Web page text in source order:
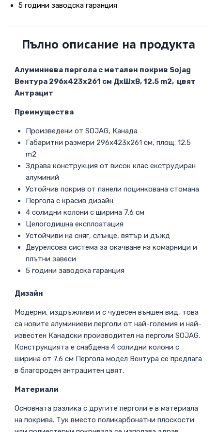
5 години заводска гаранция
Пълно описание на продукта
Алуминиева пергола с метален покрив Sojag
Вентура 296х423х261 см ДхШхВ, 12.5 m2, цвят
Антрацит
Преимущества
Произведени от SOJAG, Канада
Габаритни размери 296х423х261 см, площ: 12.5
m2
Здрава конструкция от висок клас екструдиран
алуминий
Устойчив покрив от панели поцинкована стомана
Пергола с красив дизайн
4 солидни колони с ширина 7.6 см
Целогодишна експлоатация
Устойчиви на сняг, слънце, вятър и дъжд
Двурелсова система за окачване на комарници и
плътни завеси
5 години заводска гаранция
Дизайн
Модерни, издръжливи и с чудесен външен вид, това
са новите алуминиеви перголи от най-големия и най-
известен Канадски производител на перголи SOJAG.
Конструкцията е снабдена 4 солидни колони с
ширина от 7.6 см Пергола модел Вентура се предлага
в благороден антрацитен цвят.
Материали
Основната разлика с другите перголи е в материала
на покрива. Тук вместо поликарбонатни плоскости